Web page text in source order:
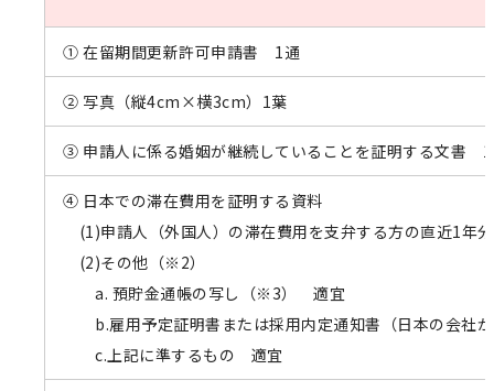
① 在留期間更新許可申請書 1通
② 写真（縦4cm×横3cm）1葉
③ 申請人に係る婚姻が継続していることを証明する文書
④ 日本での滞在費用を証明する資料
(1)申請人（外国人）の滞在費用を支弁する方の直近1年
(2)その他（※2）
a. 預貯金通帳の写し（※3） 適宜
b.雇用予定証明書または採用内定通知書（日本の会社
c.上記に準するもの 適宜